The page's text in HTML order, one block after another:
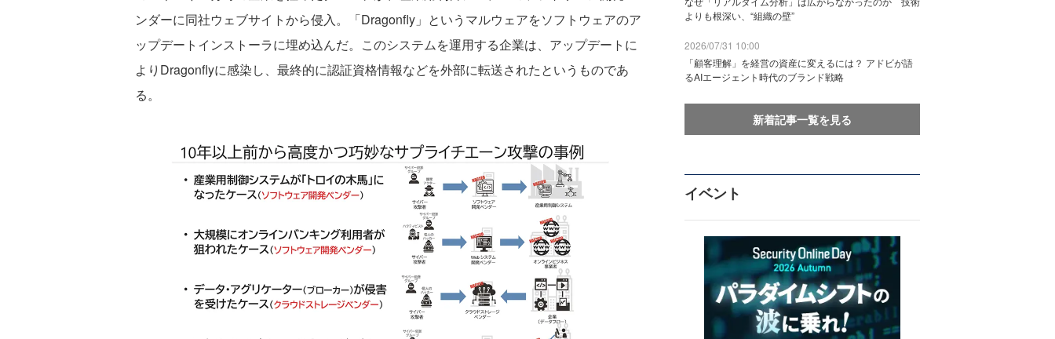
ンダーに同社ウェブサイトから侵入。「Dragonfly」というマルウェアをソフトウェアのア
ップデートインストーラに埋め込んだ。このシステムを運用する企業は、アップデートに
よりDragonflyに感染し、最終的に認証資格情報などを外部に転送されたというものであ
る。
よりも根深い、“組織の壁”
2026/07/31 10:00
「顧客理解」を経営の資産に変えるには？ アドビが語
るAIエージェント時代のブランド戦略
新着記事一覧を見る
イベント